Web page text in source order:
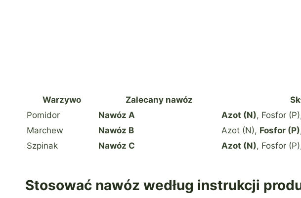
Warzywo Zalecany nawóz
Pomidor
Nawóz A Azot (N), Fosfor
Marchew
Nawóz B Azot (N), Fosfor (P)
Szpinak
Nawóz C Azot (N), Fosfor
Stosować nawóz według instrukcji